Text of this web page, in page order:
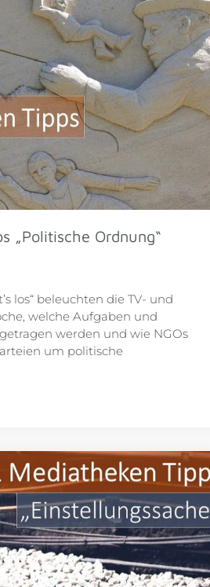
„Politische Ordnung“
los“ beleuchten die TV- und
welche Aufgaben und
werden und wie NGOs
um politische